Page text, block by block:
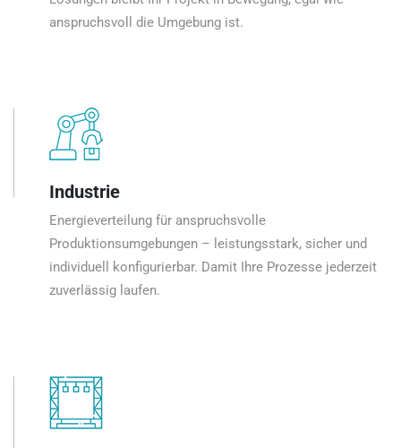
anspruchsvoll die Umgebung ist.
Industrie
Energieverteilung für anspruchsvolle
Produktionsumgebungen – leistungsstark, sicher und
individuell konfigurierbar. Damit Ihre Prozesse jederzeit
zuverlässig laufen.